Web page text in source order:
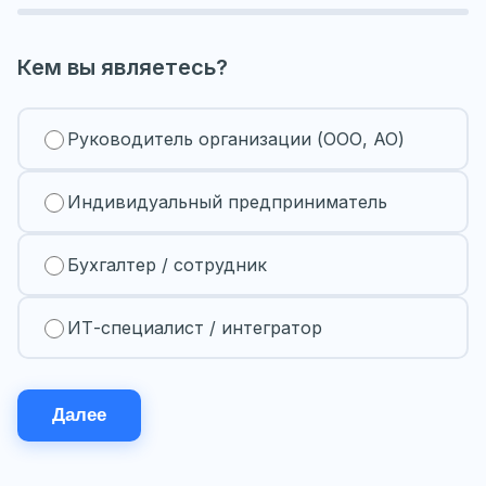
Кем вы являетесь?
Руководитель организации (ООО, АО)
Индивидуальный предприниматель
Бухгалтер / сотрудник
ИТ-специалист / интегратор
Далее